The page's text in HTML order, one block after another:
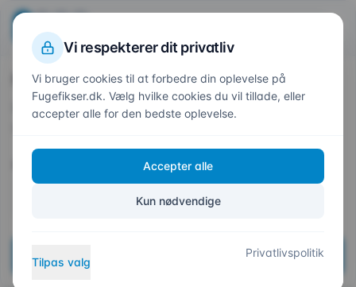
Beregn din pris
Forside/Områder/Skovlunde
Fugefirma i Skovlunde –
Professionel fugning til dit
Skovlunde
Hvor skal vi fuge?
Indtast dit postnummer så vi kan give et præcist
Vi respekterer dit privatliv
Vi bruger cookies til at forbedre din oplevelse på
Fugefikser.dk. Vælg hvilke cookies du vil tillade, eller
accepter alle for den bedste oplevelse.
Accepter alle
Kun nødvendige
Tilpas valg
Privatlivspolitik